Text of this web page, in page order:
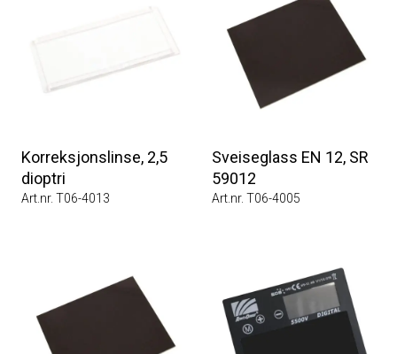
Korreksjonslinse, 2,5
dioptri
Art.nr. T06-4013
Sveiseglass EN 12, SR
59012
Art.nr. T06-4005